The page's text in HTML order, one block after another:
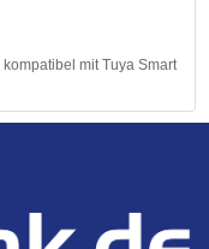
mit Tuya Smart